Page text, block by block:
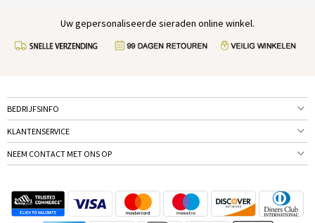
Uw gepersonaliseerde sieraden online winkel.
BEDRIJFSINFO
KLANTENSERVICE
NEEM CONTACT MET ONS OP